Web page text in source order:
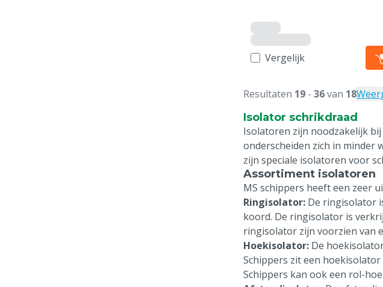
Vergelijk
Resultaten 19 - 36van 18
Isolator schrikdraad
Isolatoren zijn noodzakelijk
onderscheiden zich in minder
zijn speciale isolatoren voor
Assortiment isolatoren
MS schippers heeft een zeer
Ringisolator: De ringisolator
koord. De ringisolator is
ringisolator zijn voorzien van
Hoekisolator: De
Schippers zit een
Schippers kan ook een rol-